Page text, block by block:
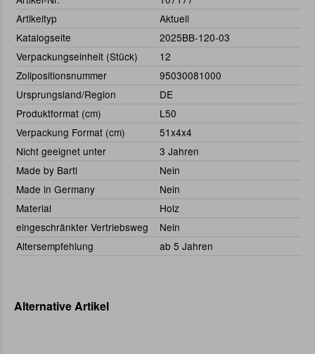
Artikeltyp
Aktuell
Katalogseite
2025BB-120-03
Verpackungseinheit (Stück)
12
Zollpositionsnummer
95030081000
Ursprungsland/Region
DE
Produktformat (cm)
L50
Verpackung Format (cm)
51x4x4
Nicht geeignet unter
3 Jahren
Made by Bartl
Nein
Made in Germany
Nein
Material
Holz
eingeschränkter Vertriebsweg
Nein
Altersempfehlung
ab 5 Jahren
Alternative Artikel